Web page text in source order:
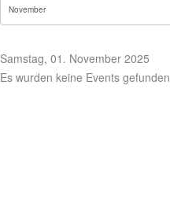
Samstag, 01. November 2025
Es wurden keine Events gefunden